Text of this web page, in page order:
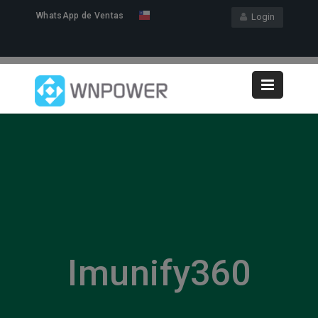
Login
WhatsApp de Ventas
Imunify360